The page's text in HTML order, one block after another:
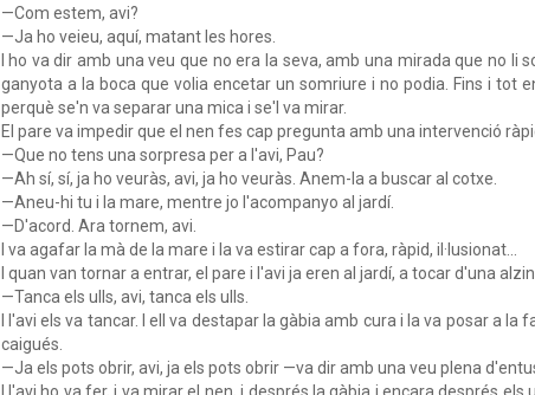
—Com estem, avi?
—Ja ho veieu, aquí, matant les hores.
I ho va dir amb una veu que no era la seva, amb una mirada que no li
ganyota a la boca que volia encetar un somriure i no podia. Fins i tot
perquè se'n va separar una mica i se'l va mirar.
El pare va impedir que el nen fes cap pregunta amb una intervenció
—Que no tens una sorpresa per a l'avi, Pau?
—Ah sí, sí, ja ho veuràs, avi, ja ho veuràs. Anem-la a buscar al cotxe.
—Aneu-hi tu i la mare, mentre jo l'acompanyo al jardí.
—D'acord. Ara tornem, avi.
I va agafar la mà de la mare i la va estirar cap a fora, ràpid, il·lusionat...
I quan van tornar a entrar, el pare i l'avi ja eren al jardí, a tocar d'una
—Tanca els ulls, avi, tanca els ulls.
I l'avi els va tancar. I ell va destapar la gàbia amb cura i la va posar a
caigués.
—Ja els pots obrir, avi, ja els pots obrir —va dir amb una veu plena
I l'avi ho va fer, i va mirar el nen, i després la gàbia i encara després